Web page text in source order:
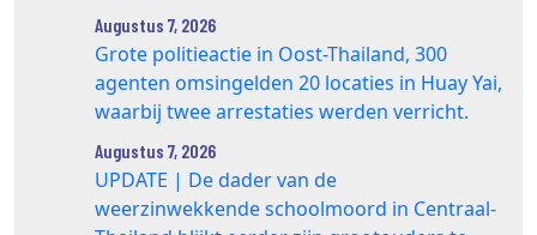
Augustus 7, 2026
Grote politieactie in Oost-Thailand, 300
agenten omsingelden 20 locaties in Huay Yai,
waarbij twee arrestaties werden verricht.
Augustus 7, 2026
UPDATE | De dader van de
weerzinwekkende schoolmoord in Centraal-